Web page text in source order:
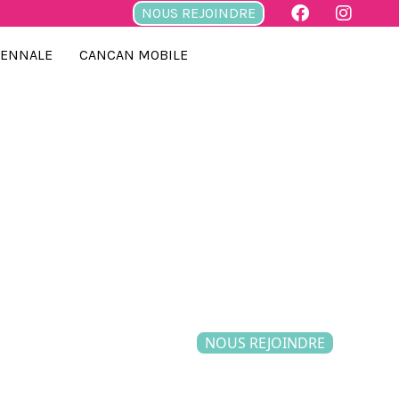
NOUS REJOINDRE
CANCAN MOBILE
NOUS REJOINDRE